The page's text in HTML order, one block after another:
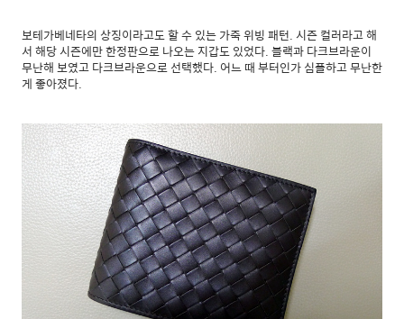
보테가베네타의 상징이라고도 할 수 있는 가죽 위빙 패턴. 시즌 컬러라고 해
서 해당 시즌에만 한정판으로 나오는 지갑도 있었다. 블랙과 다크브라운이
무난해 보였고 다크브라운으로 선택했다. 어느 때 부터인가 심플하고 무난한
게 좋아졌다.